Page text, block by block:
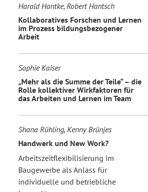
Harald Hantke, Robert Hantsch
Kollaboratives Forschen und Lernen
im Prozess bildungsbezogener
Arbeit
Sophie Kaiser
„Mehr als die Summe der Teile“ – die
Rolle kollektiver Wirkfaktoren für
das Arbeiten und Lernen im Team
Shana Rühling, Kenny Brünjes
Handwerk und New Work?
Arbeitszeitflexibilisierung im
Baugewerbe als Anlass für
individuelle und betriebliche